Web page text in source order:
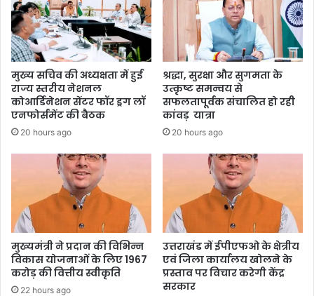
मुख्य सचिव की अध्यक्षता में हुई
राज्य स्तरीय नेशनल
कोआर्डिनेशन सेंटर फॉर ड्रग लॉ
एनफोर्समेंट की बैठक
20 hours ago
श्रद्धा, सुरक्षा और सुगमता के
उत्कृष्ट समन्वय से
सफलतापूर्वक संचालित हो रही
कांवड़ यात्रा
20 hours ago
मुख्यमंत्री ने प्रदान की विभिन्न
विकास योजनाओं के लिए 1967
करोड़ की वित्तीय स्वीकृति
22 hours ago
उत्तराखंड में ईपीएफओ के क्षेत्रीय
एवं जिला कार्यालय खोलने के
प्रस्ताव पर विचार करेगी केंद्र
सरकार